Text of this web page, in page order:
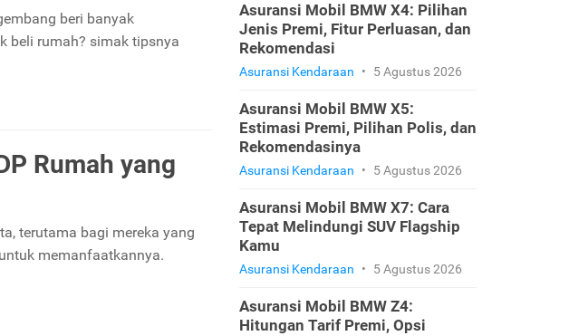
beri banyak
beli rumah? simak tipsnya
Rumah yang
terutama bagi mereka yang
memanfaatkannya.
Asuransi Mobil BMW X4: Pilihan
Jenis Premi, Fitur Perluasan, dan
Rekomendasi
Asuransi Kendaraan • 5 Agustus 2026
Asuransi Mobil BMW X5:
Estimasi Premi, Pilihan Polis, dan
Rekomendasinya
Asuransi Kendaraan • 5 Agustus 2026
Asuransi Mobil BMW X7: Cara
Tepat Melindungi SUV Flagship
Kamu
Asuransi Kendaraan • 5 Agustus 2026
Asuransi Mobil BMW Z4:
Hitungan Tarif Premi, Opsi